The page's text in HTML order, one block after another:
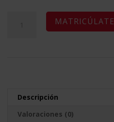
Internacional
Maestría
Internacional
MATRICÚLATE
Descripción
Valoraciones (0)